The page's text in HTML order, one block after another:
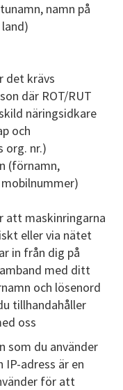
namn på
det krävs
där ROT/RUT
näringsidkare
och
org. nr.)
(förnamn,
att maskinringarna
eller via nätet
in från dig på
med ditt
och lösenord
tillhandahåller
oss
som du använder
adress är en
för att